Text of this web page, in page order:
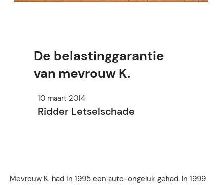
De belastinggarantie
van mevrouw K.
10 maart 2014
Ridder Letselschade
Mevrouw K. had in 1995 een auto-ongeluk gehad. In 1999